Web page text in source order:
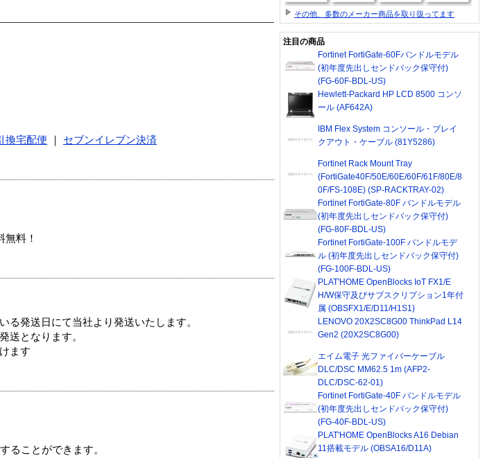
換宅配便
セブンイレブン決済
料！
る発送日にて当社より発送いたします。
送となります。
ます
ることができます。
その他、多数のメーカー商品を取り扱ってます
注目の商品
Fortinet FortiGate-60Fバンドルモデル
(初年度先出しセンドバック保守付)
(FG-60F-BDL-US)
Hewlett-Packard HP LCD 8500 コンソ
ール (AF642A)
IBM Flex System コンソール・ブレイ
クアウト・ケーブル (81Y5286)
Fortinet Rack Mount Tray
(FortiGate40F/50E/60E/60F/61F/80E/8
0F/FS-108E) (SP-RACKTRAY-02)
Fortinet FortiGate-80F バンドルモデル
(初年度先出しセンドバック保守付)
(FG-80F-BDL-US)
Fortinet FortiGate-100F バンドルモデ
ル (初年度先出しセンドバック保守付)
(FG-100F-BDL-US)
PLAT'HOME OpenBlocks IoT FX1/E
H/W保守及びサブスクリプション1年付
属 (OBSFX1/E/D11/H1S1)
LENOVO 20X2SC8G00 ThinkPad L14
Gen2 (20X2SC8G00)
エイム電子 光ファイバーケーブル
DLC/DSC MM62.5 1m (AFP2-
DLC/DSC-62-01)
Fortinet FortiGate-40F バンドルモデル
(初年度先出しセンドバック保守付)
(FG-40F-BDL-US)
PLAT'HOME OpenBlocks A16 Debian
11搭載モデル (OBSA16/D11A)